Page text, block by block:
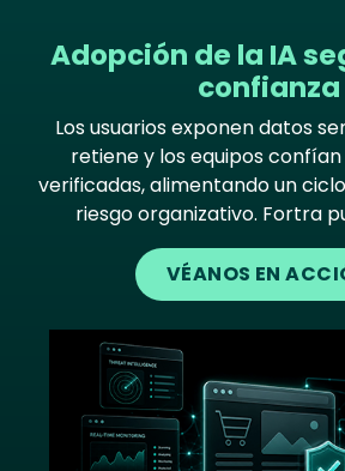
Adopción de la IA
confianza
Los usuarios exponen datos
retiene y los equipos confían
verificadas, alimentando un
riesgo organizativo. Fortra
VÉANOS EN